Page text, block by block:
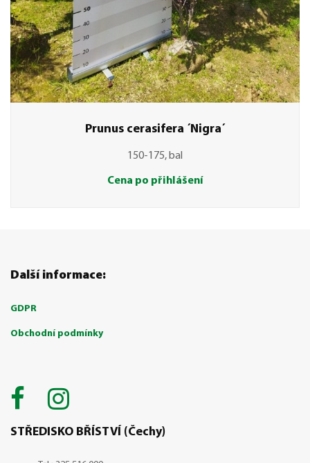
Prunus cerasifera ´Nigra´
150-175, bal
Cena po přihlášení
Další informace:
GDPR
Obchodní podmínky
STŘEDISKO BŘÍSTVÍ (Čechy)